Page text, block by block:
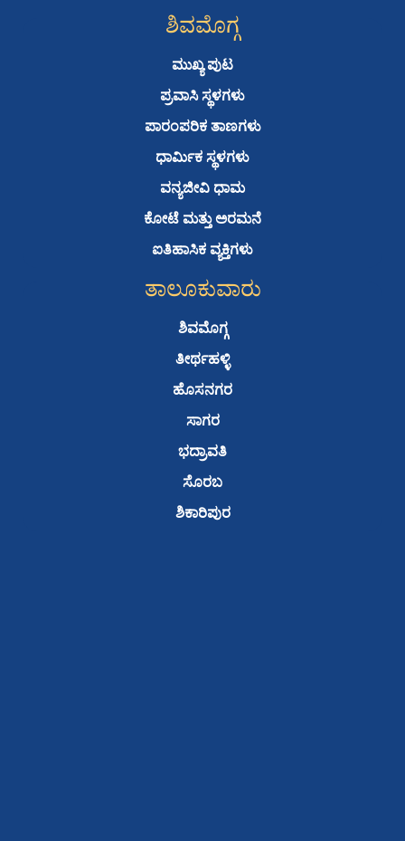
t
t
e
t
u
b
e
ಶಿವಮೊಗ್ಗ
ಮುಖ್ಯ ಪುಟ
ಪ್ರವಾಸಿ ಸ್ಥಳಗಳು
ಪಾರಂಪರಿಕ ತಾಣಗಳು
ಧಾರ್ಮಿಕ ಸ್ಥಳಗಳು
ವನ್ಯಜೀವಿ ಧಾಮ
ಕೋಟೆ ಮತ್ತು ಅರಮನೆ
ಐತಿಹಾಸಿಕ ವ್ಯಕ್ತಿಗಳು
ತಾಲೂಕುವಾರು
ಶಿವಮೊಗ್ಗ
ತೀರ್ಥಹಳ್ಳಿ
ಹೊಸನಗರ
ಸಾಗರ
ಭದ್ರಾವತಿ
ಸೊರಬ
ಶಿಕಾರಿಪುರ